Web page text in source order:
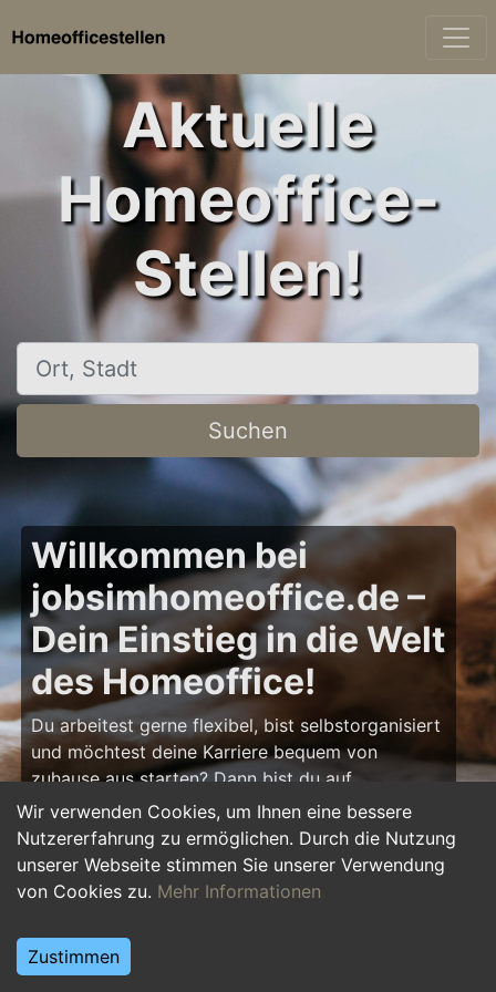
Wir verwenden Cookies, um Ihnen eine bessere
Nutzererfahrung zu ermöglichen. Durch die Nutzung
unserer Webseite stimmen Sie unserer Verwendung
von Cookies zu. Mehr Informationen
Zustimmen
Aktuelle
Homeoffice-
Stellen!
Ort, Stadt
Suchen
Willkommen bei
jobsimhomeoffice.de –
Dein Einstieg in die Welt
des Homeoffice!
Du arbeitest gerne flexibel, bist selbstorganisiert
und möchtest deine Karriere bequem von
zuhause aus starten? Dann bist du auf
jobsimhomeoffice.de genau richtig! Hier findest
du zahlreiche Ausbildungsplätze, Praktika und
Jobs, die komplett oder teilweise im Homeoffice
erledigt werden können – von IT über Marketing
Starte deine Karriere im Homeoffice und gestalte
deinen Arbeitsalltag nach deinen Vorstellungen!